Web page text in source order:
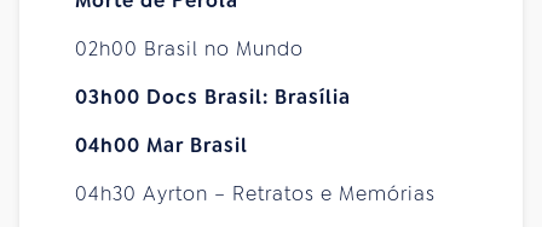
02h00 Brasil no Mundo
03h00 Docs Brasil: Brasília
04h00 Mar Brasil
04h30 Ayrton – Retratos e Memórias